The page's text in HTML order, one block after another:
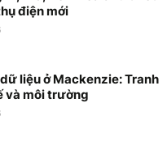
điện mới
liệu ở Mackenzie: Tranh
và môi trường